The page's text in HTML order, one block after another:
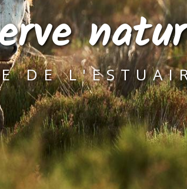
DE